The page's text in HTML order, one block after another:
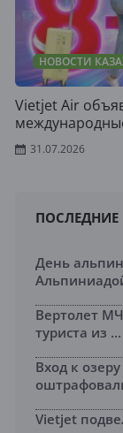
НОВОСТИ
Vietjet Air
31.07.2026
День
Вертолет
туриста из ...
Вход к
Vietjet